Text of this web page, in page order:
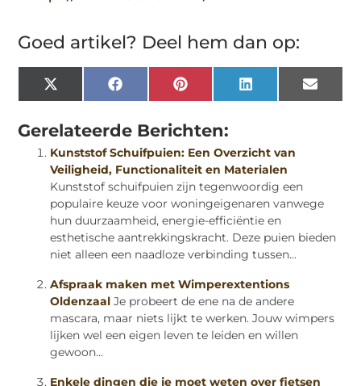
Goed artikel? Deel hem dan op:
X
(Twitter)
FacebookPinterestLinkedInEmail
Gerelateerde Berichten:
Kunststof Schuifpuien: Een Overzicht van
Veiligheid, Functionaliteit en Materialen
Kunststof schuifpuien zijn tegenwoordig een
populaire keuze voor woningeigenaren vanwege
hun duurzaamheid, energie-efficiëntie en
esthetische aantrekkingskracht. Deze puien bieden
niet alleen een naadloze verbinding tussen...
Afspraak maken met Wimperextentions
Oldenzaal Je probeert de ene na de andere
mascara, maar niets lijkt te werken. Jouw wimpers
lijken wel een eigen leven te leiden en willen
gewoon...
Enkele dingen die je moet weten over fietsen